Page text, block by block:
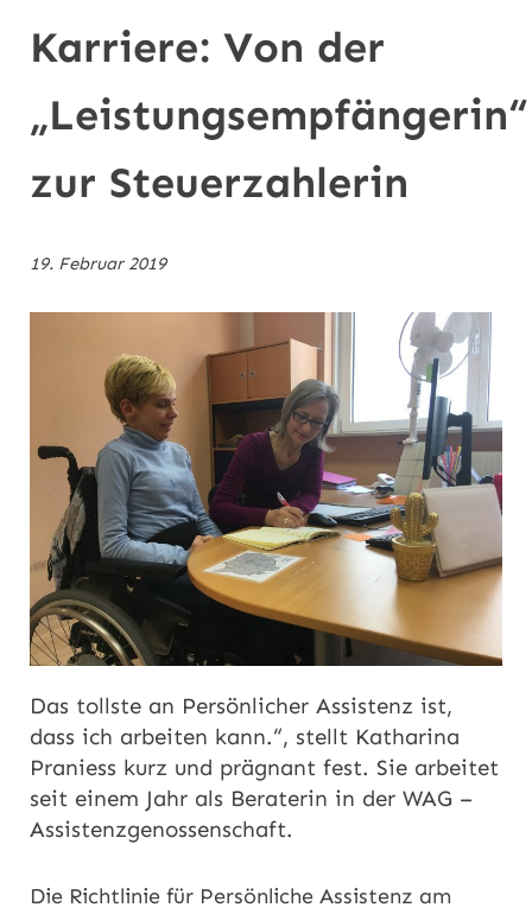
Karriere: Von der
„Leistungsempfängerin“
zur Steuerzahlerin
19. Februar 2019
Das tollste an Persönlicher Assistenz ist,
dass ich arbeiten kann.“, stellt Katharina
Praniess kurz und prägnant fest. Sie arbeitet
seit einem Jahr als Beraterin in der WAG –
Assistenzgenossenschaft.
Die Richtlinie für Persönliche Assistenz am